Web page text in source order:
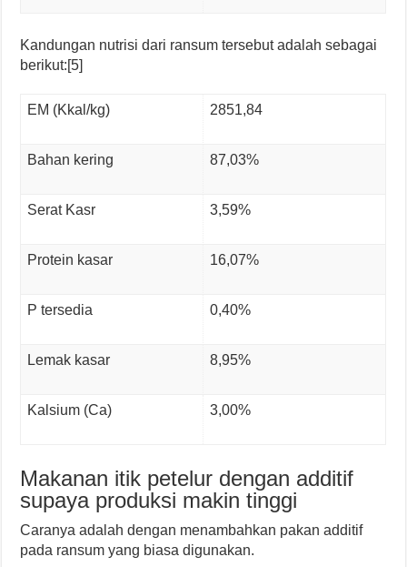
Kandungan nutrisi dari ransum tersebut adalah sebagai
berikut:[5]
EM (Kkal/kg) 2851,84
Bahan kering 87,03%
Serat Kasr 3,59%
Protein kasar 16,07%
P tersedia 0,40%
Lemak kasar 8,95%
Kalsium (Ca) 3,00%
Makanan itik petelur dengan additif
supaya produksi makin tinggi
Caranya adalah dengan menambahkan pakan additif
pada ransum yang biasa digunakan.